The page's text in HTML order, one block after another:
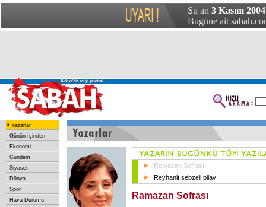
Şu an 3 Kasım
Bugüne ait
» Yazarlar
Günün İçinden
Ekonomi
Gündem
Siyaset
Dünya
Spor
Hava Durumu
Ramazan Sofrası
Reyhanlı sebzeli pilav
Ramazan Sofrası